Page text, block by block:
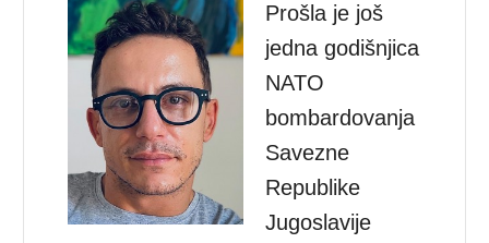
Prošla je još
jedna godišnjica
NATO
bombardovanja
Savezne
Republike
Jugoslavije